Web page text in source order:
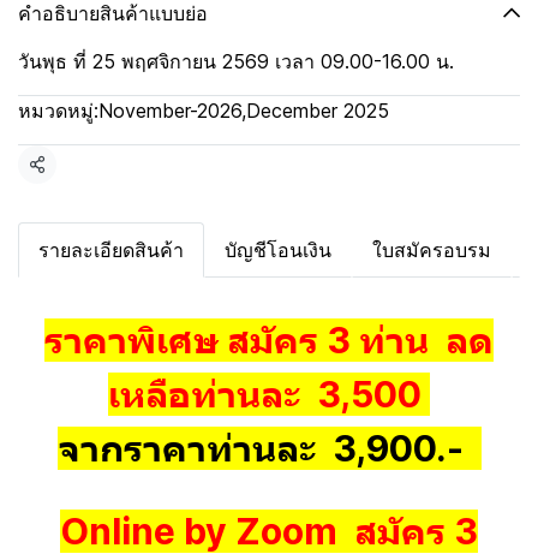
คำอธิบายสินค้าแบบย่อ
วันพุธ ที่ 25 พฤศจิกายน 2569 เวลา 09.00-16.00 น.
หมวดหมู่:November-2026,December 2025
แชร์
รายละเอียดสินค้า บัญชีโอนเงิน ใบสมัครอบรม
ราคาพิเศษ สมัคร 3 ท่าน ลด
เหลือท่านละ 3,500
จากราคาท่านละ 3,900.-
Online by Zoom สมัคร 3